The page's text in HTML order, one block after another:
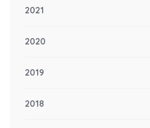
2021
2020
2019
2018